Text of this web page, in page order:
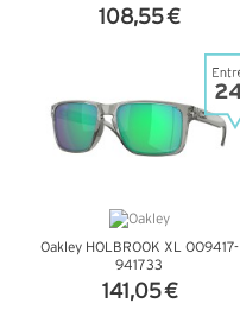
108,55 €
Oakley HOLBROOK XL OO9417-
941733
141,05 €